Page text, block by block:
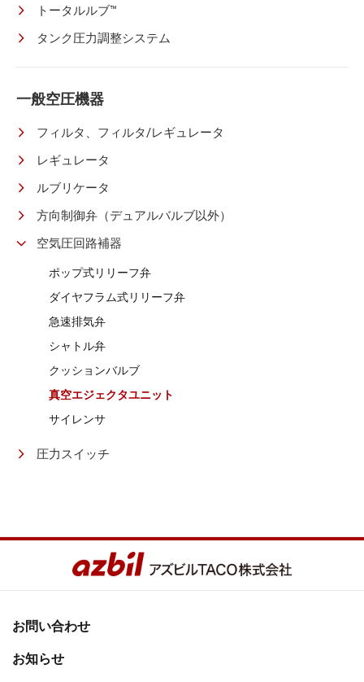
トータルルブ™
タンク圧力調整システム
一般空圧機器
フィルタ、フィルタ/レギュレータ
レギュレータ
ルブリケータ
方向制御弁（デュアルバルブ以外）
空気圧回路補器
ポップ式リリーフ弁
ダイヤフラム式リリーフ弁
急速排気弁
シャトル弁
クッションバルブ
真空エジェクタユニット
サイレンサ
圧力スイッチ
お問い合わせ
お知らせ